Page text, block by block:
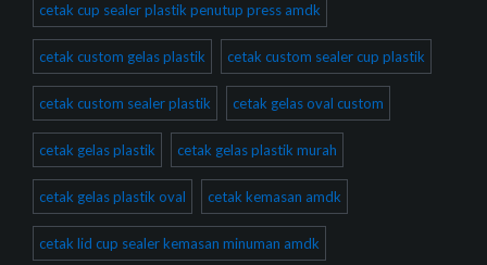
cetak cup sealer plastik penutup press amdk
cetak custom gelas plastik cetak custom sealer cup plastik
cetak custom sealer plastik cetak gelas oval custom
cetak gelas plastik cetak gelas plastik murah
cetak gelas plastik oval cetak kemasan amdk
cetak lid cup sealer kemasan minuman amdk